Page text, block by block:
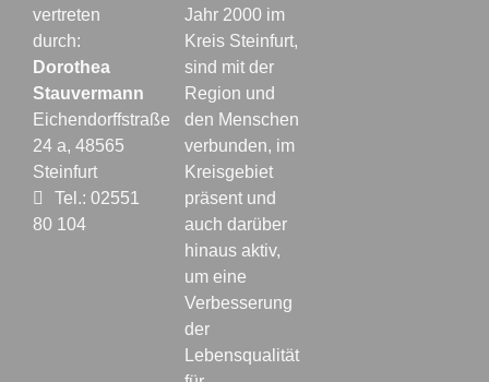
vertreten
durch:
Dorothea
Stauvermann
Eichendorffstraße
24 a, 48565
Steinfurt
Tel.: 02551
80 104
Jahr 2000 im
Kreis Steinfurt,
sind mit der
Region und
den Menschen
verbunden, im
Kreisgebiet
präsent und
auch darüber
hinaus aktiv,
um eine
Verbesserung
der
Lebensqualität